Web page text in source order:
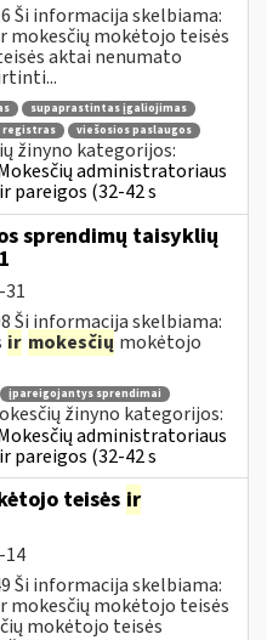
Ši informacija skelbiama:
mokesčių mokėtojo teisės
aktai nenumato
supaprastintas įgaliojimas
viešosios paslaugos
žinyno kategorijos:
administratoriaus
pareigos (32-42 s
sprendimų taisyklių
31
Ši informacija skelbiama:
ir mokesčių mokėtojo
įpareigojantys sprendimai
žinyno kategorijos:
administratoriaus
pareigos (32-42 s
teisės ir
14
Ši informacija skelbiama:
mokesčių mokėtojo teisės
mokėtojo teisės